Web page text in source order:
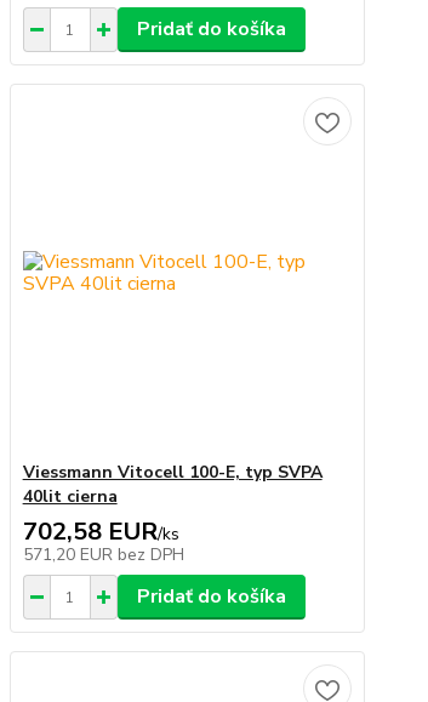
Pridať do košíka
Viessmann Vitocell 100-E, typ SVPA
40lit cierna
702,58 EUR/ks
571,20 EUR bez DPH
Pridať do košíka